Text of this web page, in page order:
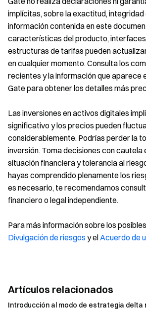
implícitas, sobre la exactitud,
información contenida en este
características del producto,
estructuras de tarifas pueden
en cualquier momento. Consulta los
recientes y la información que aparece
Gate para obtener los detalles más
Las inversiones en activos digitales
significativo y los precios pueden
considerablemente. Podrías perder la
inversión. Toma decisiones con cautela
situación financiera y tolerancia al
hayas comprendido plenamente los
es necesario, te recomendamos
financiero o legal independiente.
Para más información sobre los
Divulgación de riesgos y elAcuerdo de
Artículos relacionados
Introducción al modo de estrategia delta